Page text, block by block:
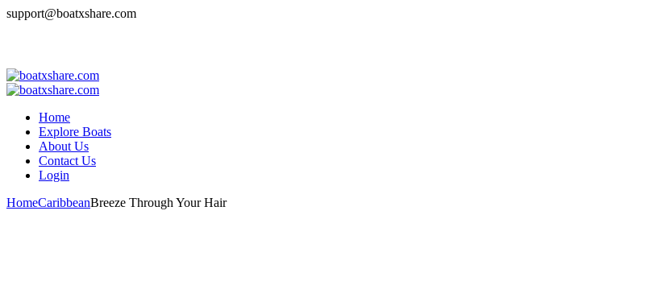
Skip
support@boatxshare.com
Home
Explore Boats
About Us
Contact Us
Login
HomeCaribbeanBreeze Through Your Hair